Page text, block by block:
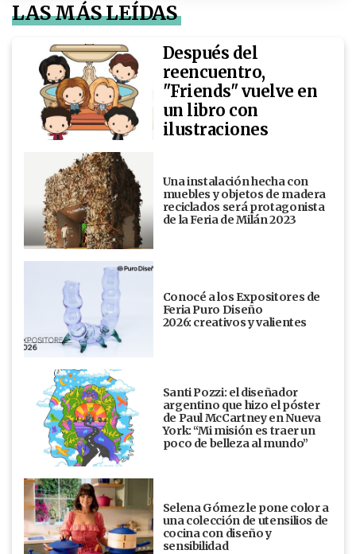
LAS MÁS LEÍDAS
Después del
reencuentro,
"Friends" vuelve en
un libro con
ilustraciones
Una instalación hecha con
muebles y objetos de madera
reciclados será protagonista
de la Feria de Milán 2023
Conocé a los Expositores de
Feria Puro Diseño
2026: creativos y valientes
Santi Pozzi: el diseñador
argentino que hizo el póster
de Paul McCartney en Nueva
York: “Mi misión es traer un
poco de belleza al mundo”
Selena Gómez le pone color a
una colección de utensilios de
cocina con diseño y
sensibilidad